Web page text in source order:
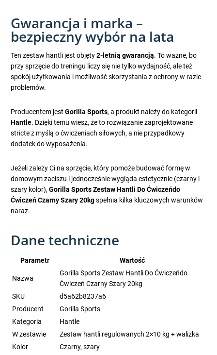
Gwarancja i marka –
bezpieczny wybór na lata
Ten zestaw hantli jest objęty2-letnią gwarancją. To ważne, bo
przy sprzęcie do treningu liczy się nie tylko wydajność, ale też
spokój użytkowania i możliwość skorzystania z ochrony w razie
problemów.
Producentem jestGorilla Sports, a produkt należy do kategorii
Hantle. Dzięki temu wiesz, że to rozwiązanie zaprojektowane
stricte z myślą o ćwiczeniach siłowych, a nie przypadkowy
dodatek do wyposażenia.
Jeżeli zależy Ci na sprzęcie, który pomoże budować formę w
domowym zaciszu i jednocześnie wygląda estetycznie (czarny i
szary kolor),Gorilla Sports Zestaw Hantli Do Ćwiczeńdo
Ćwiczeń Czarny Szary 20kgspełnia kilka kluczowych warunków
naraz.
Dane techniczne
Parametr Wartość
Nazwa
Gorilla Sports Zestaw Hantli Do Ćwiczeńdo
Ćwiczeń Czarny Szary 20kg
SKU
d5a62b8237a6
Producent
Gorilla Sports
Kategoria
Hantle
W zestawie
Zestaw hantli regulowanych 2×10 kg + walizka
Kolor
Czarny, szary